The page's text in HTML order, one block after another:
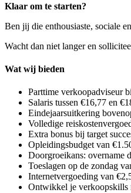
Klaar om te starten?
Ben jij die enthousiaste, sociale
Wacht dan niet langer en
Wat wij bieden
Parttime verkoopadviseur
Salaris tussen €16,77 en
Eindejaarsuitkering
Volledige
Extra bonus bij target
Opleidingsbudget van
Doorgroeikans: overname
Toeslagen op de zondag
Internetvergoeding van
Ontwikkel je verkoopskills